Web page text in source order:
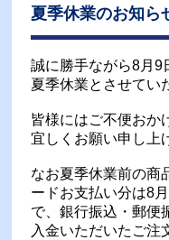
夏季休業のお知ら
誠に勝手ながら8月9
夏季休業とさせてい
皆様にはご不便おか
宜しくお願い申し上
なお夏季休業前の商
ードお支払い分は8
で、銀行振込・郵便
入金いただいたご注